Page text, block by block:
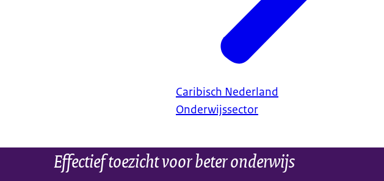
Caribisch Nederland
Onderwijssector
Effectief toezicht voor beter onderwijs